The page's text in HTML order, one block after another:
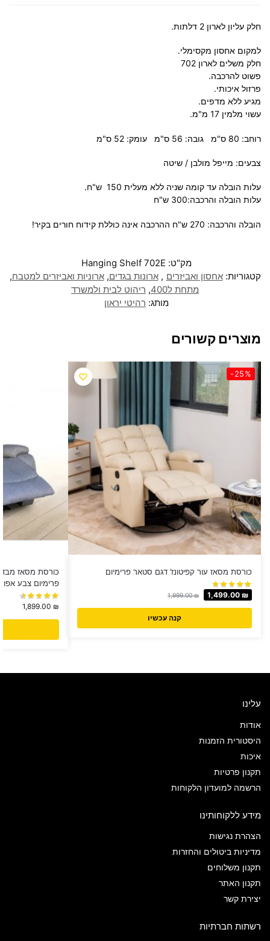
חלק עליון לארון 2 דלתות.
למקום אחסון מקסימלי.
חלק משלים לארון 702
פשוט להרכבה.
פרזול איכותי.
מגיע ללא מדפים.
עשוי מלמין 17 מ"מ.
רוחב: 80 ס"מ גובה: 56 ס"מ עומק: 52 ס"מ
צבעים: מייפל מולבן / שיטה
עלות הובלה עד קומה שניה ללא מעלית 150 ש"ח.
עלות הובלה והרכבה:300 ש"ח
הובלה והרכבה: 270 ש"ח ההרכבה אינה כוללת קידוח חורים בקיר!
מק"ט: Hanging Shelf 702E
קטגוריות:אחסון ואביזרים ,ארונות בגדים,ארוניות ואביזרים למטבח,
מתחת ל400
, ריהוט לבית ולמשרד
מותג: רהיטי יראון
מוצרים קשורים
-25%
כורסת מסאז עור קפיטונז’ דגם סטאר פרימיום
1,999.00₪ 1,499.00 ₪
קנה עכשיו
כורסת מסאז מבד
פרימיום צבע אפור
1,899.00 ₪
עלינו
אודות
היסטורית הזמנות
איכות
תקנון פרטיות
הרשמה למועדון הלקוחות
מידע ללקוחותינו
הצהרת נגישות
מדיניות ביטולים והחזרות
תקנון משלוחים
תקנון האתר
יצירת קשר
רשתות חברתיות